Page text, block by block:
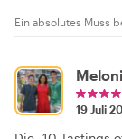
Ein absolutes Muss
19 Juli